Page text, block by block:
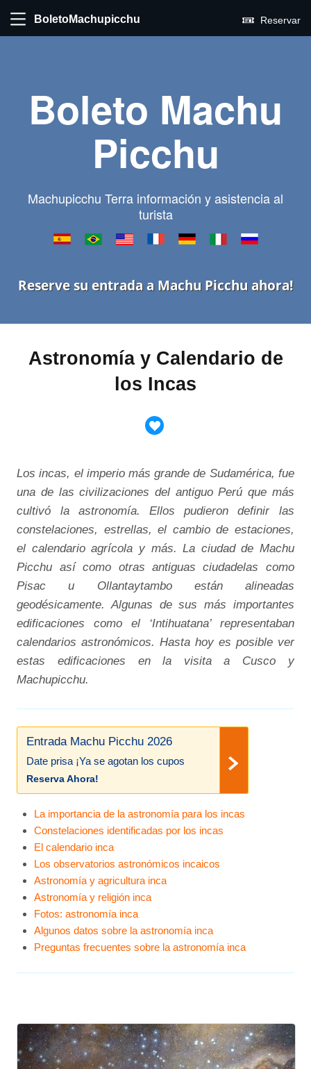
BoletoMachupicchu Reservar
Boleto Machu
Picchu
Machupicchu Terra información y asistencia al
turista
Reserve su entrada a Machu Picchu ahora!
Astronomía y Calendario de
los Incas
Los incas, el imperio más grande de Sudamérica, fue
una de las civilizaciones del antiguo Perú que más
cultivó la astronomía. Ellos pudieron definir las
constelaciones, estrellas, el cambio de estaciones,
el calendario agrícola y más. La ciudad de Machu
Picchu así como otras antiguas ciudadelas como
Pisac u Ollantaytambo están alineadas
geodésicamente. Algunas de sus más importantes
edificaciones como el ‘Intihuatana’ representaban
calendarios astronómicos. Hasta hoy es posible ver
estas edificaciones en la visita a Cusco y
Machupicchu.
Entrada Machu Picchu 2026
Date prisa ¡Ya se agotan los cupos
Reserva Ahora!
La importancia de la astronomía para los incas
Constelaciones identificadas por los incas
El calendario inca
Los observatorios astronómicos incaicos
Astronomía y agricultura inca
Astronomía y religión inca
Fotos: astronomía inca
Algunos datos sobre la astronomía inca
Preguntas frecuentes sobre la astronomía inca